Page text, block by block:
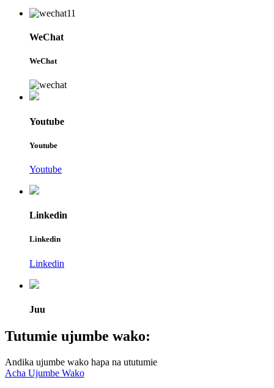
WeChat
WeChat
Youtube
Youtube
Youtube
Linkedin
Linkedin
Linkedin
Juu
Tutumie ujumbe wako:
Andika ujumbe wako hapa na ututumie
Acha Ujumbe Wako